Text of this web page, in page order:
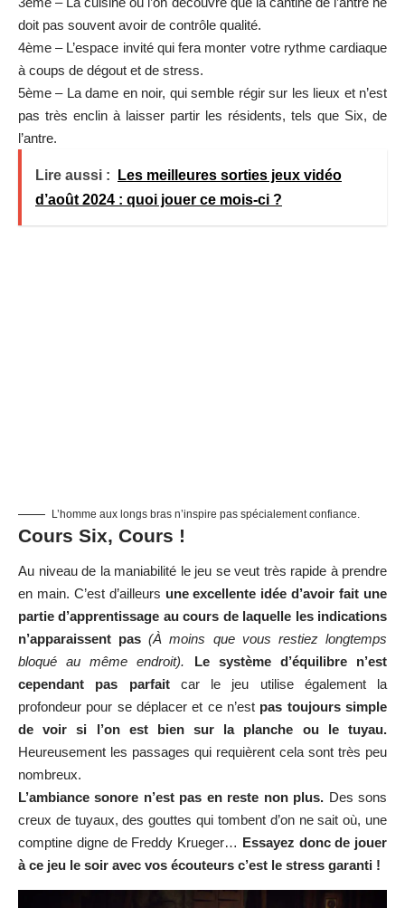
doit pas souvent avoir de contrôle qualité.
4ème – L’espace invité qui fera monter votre rythme cardiaque
à coups de dégout et de stress.
5ème – La dame en noir, qui semble régir sur les lieux et n’est
pas très enclin à laisser partir les résidents, tels que Six, de
l’antre.
Lire aussi :
Les meilleures sorties jeux vidéo
d’août 2024 : quoi jouer ce mois-ci ?
L’homme aux longs bras n’inspire pas spécialement confiance.
Cours Six, Cours !
Au niveau de la maniabilité le jeu se veut très rapide à prendre
en main. C’est d’ailleurs une excellente idée d’avoir fait une
partie d’apprentissage au cours de laquelle les indications
n’apparaissent pas(À moins que vous restiez longtemps
bloqué au même endroit). Le système d’équilibre n’est
cependant pas parfaitcar le jeu utilise également la
profondeur pour se déplacer et ce n’est pas toujours simple
de voir si l’on est bien sur la planche ou le tuyau.
Heureusement les passages qui requièrent cela sont très peu
nombreux.
L’ambiance sonore n’est pas en reste non plus. Des sons
creux de tuyaux, des gouttes qui tombent d’on ne sait où, une
comptine digne de Freddy Krueger… Essayez donc de jouer
à ce jeu le soir avec vos écouteurs c’est le stress garanti !